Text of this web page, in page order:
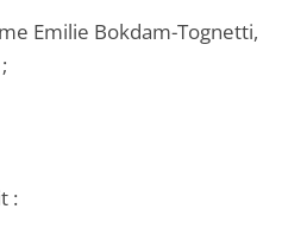
Emilie Bokdam-Tognetti,
: